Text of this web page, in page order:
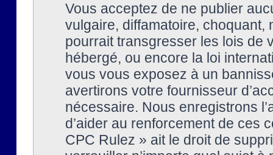
Vous acceptez de ne publier
vulgaire, diffamatoire, choquant,
pourrait transgresser les lois de
hébergé, ou encore la loi
vous vous exposez à un
avertirons votre fournisseur
nécessaire. Nous enregistrons
d’aider au renforcement de ces
CPC Rulez » ait le droit de